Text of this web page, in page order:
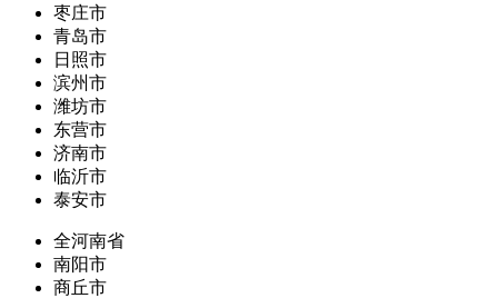
枣庄市
青岛市
日照市
滨州市
潍坊市
东营市
济南市
临沂市
泰安市
全河南省
南阳市
商丘市